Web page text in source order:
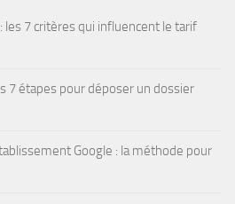
les 7 critères qui influencent le tarif
7 étapes pour déposer un dossier
Google : la méthode pour